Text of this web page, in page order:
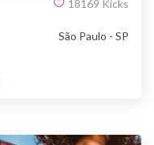
18169 Kicks
São Paulo - SP